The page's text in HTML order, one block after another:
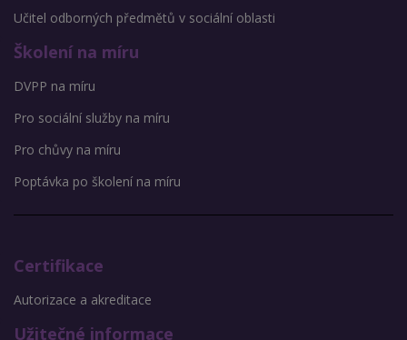
Učitel odborných předmětů v sociální oblasti
Školení na míru
DVPP na míru
Pro sociální služby na míru
Pro chůvy na míru
Poptávka po školení na míru
Certifikace
Autorizace a akreditace
Užitečné informace